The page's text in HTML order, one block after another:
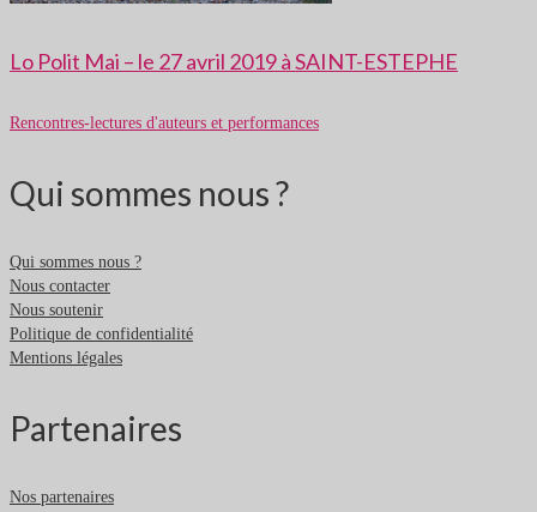
Lo Polit Mai – le 27 avril 2019 à SAINT-ESTEPHE
Rencontres-lectures d'auteurs et performances
Qui sommes nous ?
Qui sommes nous ?
Nous contacter
Nous soutenir
Politique de confidentialité
Mentions légales
Partenaires
Nos partenaires